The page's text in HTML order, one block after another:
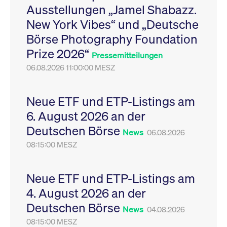
Ausstellungen „Jamel Shabazz.
New York Vibes“ und „Deutsche
Börse Photography Foundation
Prize 2026“ Pressemitteilungen
06.08.2026 11:00:00 MESZ
Neue ETF und ETP-Listings am
6. August 2026 an der
Deutschen Börse News 06.08.2026
08:15:00 MESZ
Neue ETF und ETP-Listings am
4. August 2026 an der
Deutschen Börse News 04.08.2026
08:15:00 MESZ
Leistung der Website
zu messen. Es handelt
sich um ein Muster-
Cookie, bei dem auf
das Präfix _pk_ses
eine kurze Reihe von
VISITOR_PRIVACY_METADATA
YouTube
.youtube.com
6
Monate
Dieses Cookie dient
Speicherung der
Einwilligungs- und
des Nutzers für ihre
Interaktion mit der
Sitzungen geehrt